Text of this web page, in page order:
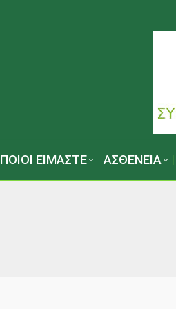
ΠΟΙΟΙ ΕΙΜΑΣΤΕ ΑΣΘΕΝΕΙΑ